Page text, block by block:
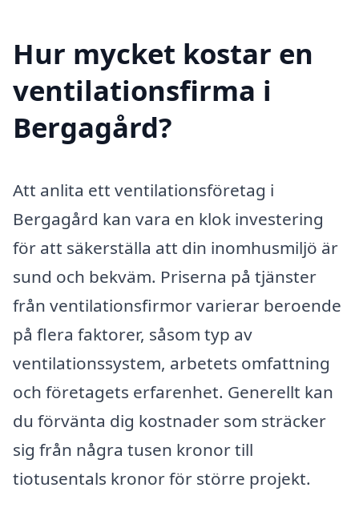
Hur mycket kostar en
ventilationsfirma i
Bergagård?
Att anlita ett ventilationsföretag i
Bergagård kan vara en klok investering
för att säkerställa att din inomhusmiljö är
sund och bekväm. Priserna på tjänster
från ventilationsfirmor varierar beroende
på flera faktorer, såsom typ av
ventilationssystem, arbetets omfattning
och företagets erfarenhet. Generellt kan
du förvänta dig kostnader som sträcker
sig från några tusen kronor till
tiotusentals kronor för större projekt.